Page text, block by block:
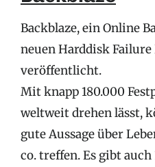
Backblaze, ein Online
neuen Harddisk Failure
veröffentlicht.
Mit knapp 180.000
weltweit drehen lässt,
gute Aussage über
co. treffen. Es gibt